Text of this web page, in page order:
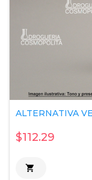
ALTERNATIVA
$112.29
